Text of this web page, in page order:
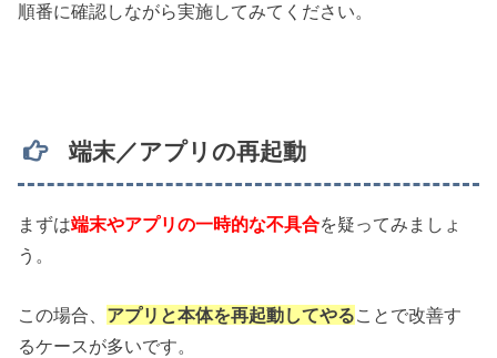
順番に確認しながら実施してみてください。
端末／アプリの再起動
まずは端末やアプリの一時的な不具合を疑ってみましょ
う。
この場合、 アプリと本体を再起動してやることで改善す
るケースが多いです。